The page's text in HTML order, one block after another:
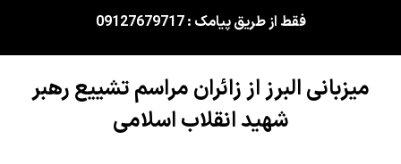
فقط از طریق پیامک : 09127679717
میزبانی البرز از زائران مراسم تشییع رهبر
شهید انقلاب اسلامی